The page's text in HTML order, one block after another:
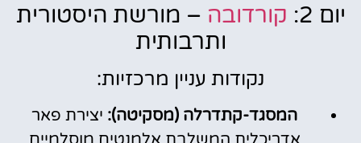
יום 2: קורדובה – מורשת היסטורית
ותרבותית
נקודות עניין מרכזיות:
המסגד-קתדרלה (מסקיטה): יצירת פאר